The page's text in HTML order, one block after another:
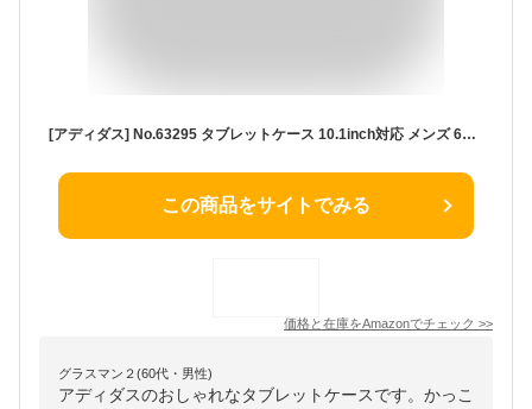
[アディダス] No.63295 タブレットケース 10.1inch対応 メンズ 63295 ネイビー
この商品をサイトでみる
価格と在庫をAmazonでチェック >>
グラスマン２(60代・男性)
アディダスのおしゃれなタブレットケースです。かっこ